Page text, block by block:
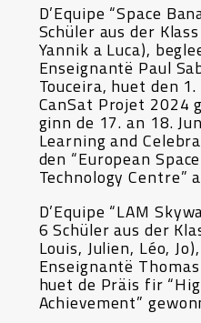
D’Equipe “Space
Schüler aus der
Yannik a Luca),
Enseignantë Paul
Touceira, huet den
CanSat Projet 2024
ginn de 17. an 18.
Learning and
den “European
Technology Centre”
D’Equipe “LAM
6 Schüler aus der
Louis, Julien, Léo,
Enseignantë
huet de Präis fir
Achievement”